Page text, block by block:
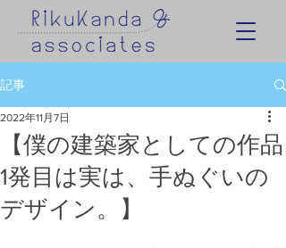
記事
【僕の建築家としての作品
1発目は実は、手ぬぐいの
デザイン。】
2022年11月7日